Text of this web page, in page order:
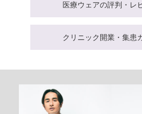
医療ウェアの評判・レ
クリニック開業・集患